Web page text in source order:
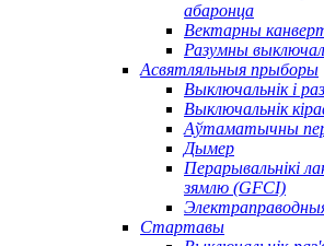
абаронца
Вектарны
Разумны
Асвятляльныя прыборы
Выключальнік і
Выключальнік
Аўтаматычны
Дымер
Перарывальнікі
зямлю (GFCI)
Стартавы